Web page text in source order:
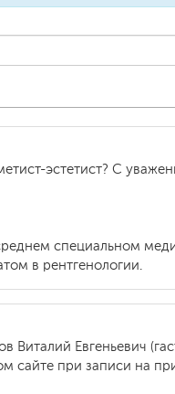
эстетист? С
специальном
в рентгенологии.
Евгеньевич
сайте при записи на